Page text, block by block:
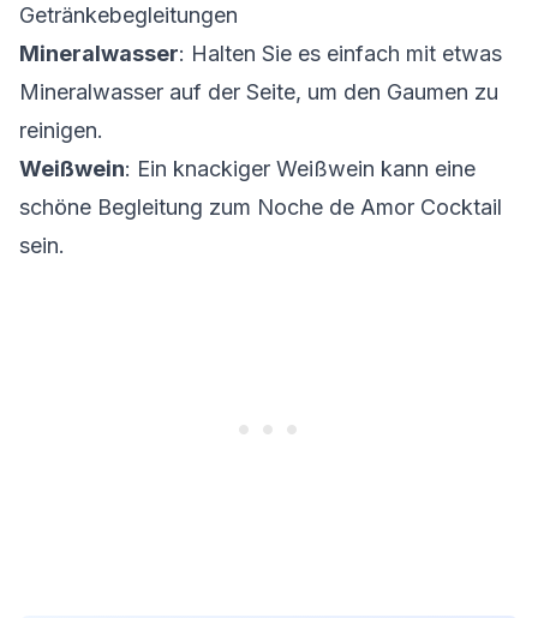
Getränkebegleitungen
Mineralwasser: Halten Sie es einfach mit etwas
Mineralwasser auf der Seite, um den Gaumen zu
reinigen.
Weißwein: Ein knackiger Weißwein kann eine
schöne Begleitung zum Noche de Amor Cocktail
sein.